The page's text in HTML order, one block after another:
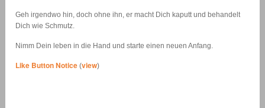
Geh irgendwo hin, doch ohne ihn, er macht Dich kaputt und behandelt
Dich wie Schmutz.
Nimm Dein leben in die Hand und starte einen neuen Anfang.
Like Button Notice (view)